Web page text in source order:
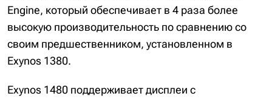
Engine, который обеспечивает в 4 раза более
высокую производительность по сравнению со
своим предшественником, установленном в
Exynos 1380.
Exynos 1480 поддерживает дисплеи с